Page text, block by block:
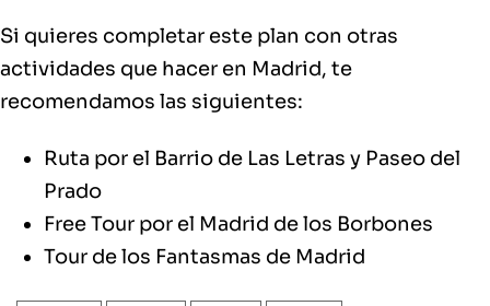
Si quieres completar este plan con otras
actividades que hacer en Madrid, te
recomendamos las siguientes:
Ruta por el Barrio de Las Letras y Paseo del
Prado
Free Tour por el Madrid de los Borbones
Tour de los Fantasmas de Madrid